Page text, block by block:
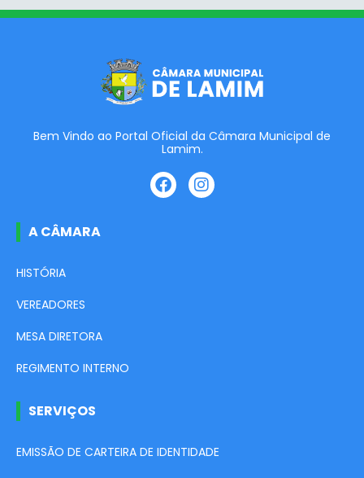
Bem Vindo ao Portal Oficial da Câmara Municipal de
Lamim.
A CÂMARA
HISTÓRIA
VEREADORES
MESA DIRETORA
REGIMENTO INTERNO
SERVIÇOS
EMISSÃO DE CARTEIRA DE IDENTIDADE